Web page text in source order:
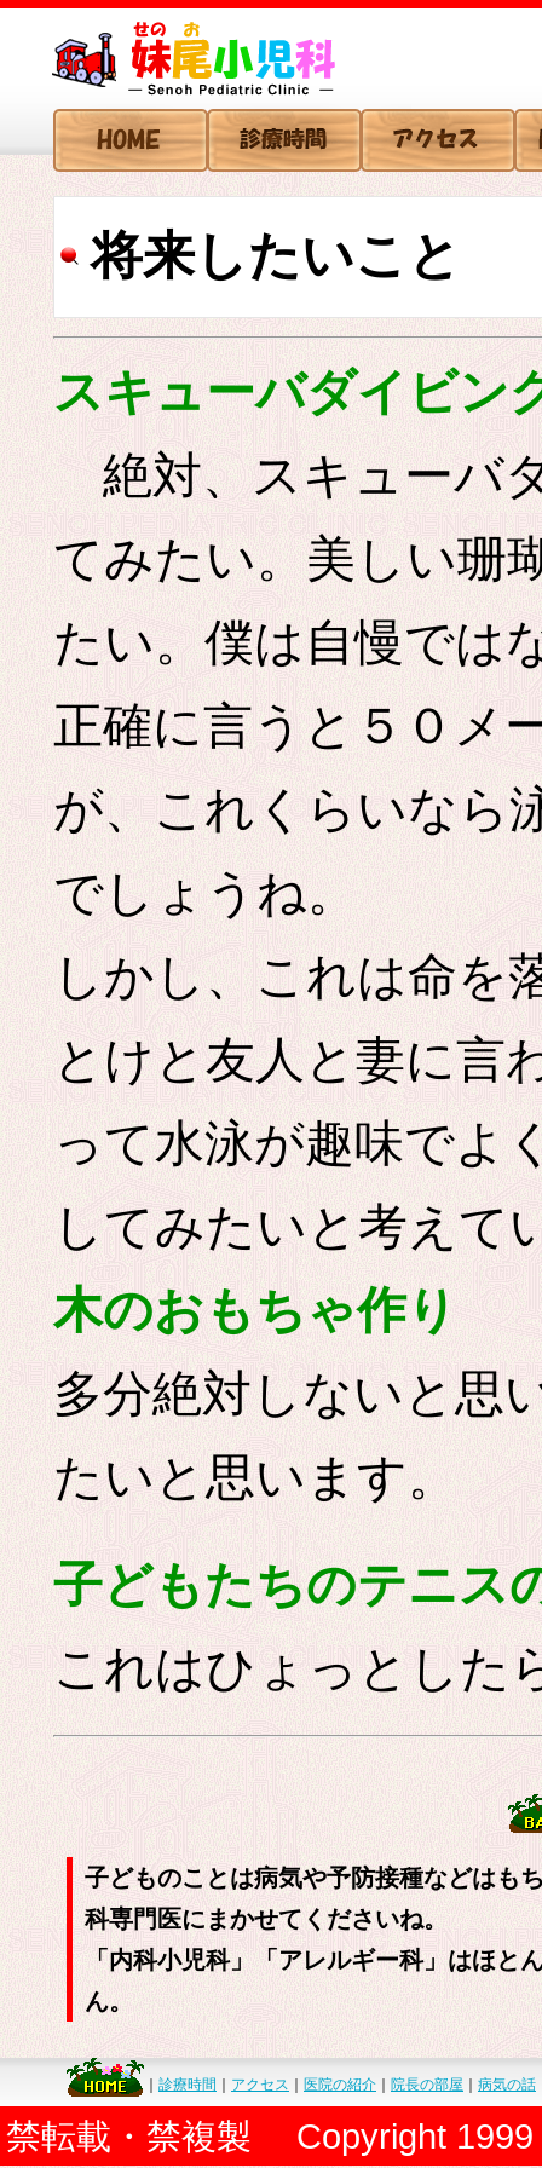
将来したいこと
スキューバダイビン
絶対、スキューバ
てみたい。美しい珊
たい。僕は自慢では
正確に言うと５０メ
が、これくらいなら
でしょうね。
しかし、これは命を
とけと友人と妻に言
って水泳が趣味でよ
してみたいと考えて
木のおもちゃ作り
多分絶対しないと思
たいと思います。
子どもたちのテニス
これはひょっとした
子どものことは病気や予防接種などはも
科専門医にまかせてくださいね。
「内科小児科」「アレルギー科」はほと
ん。
診療時間 アクセス 医院の紹介 院長の部屋 病気の話
禁転載・禁複製 Copyright 1999